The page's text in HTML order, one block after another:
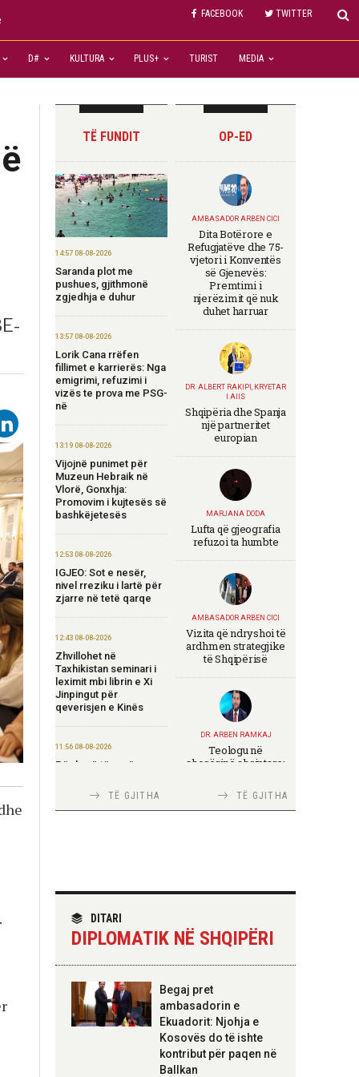
FACEBOOK TWITTER
D# KULTURA PLUS+ TURIST MEDIA
TË FUNDIT
14:57 08-08-2026
Saranda plot me
pushues, gjithmonë
zgjedhja e duhur
13:57 08-08-2026
Lorik Cana rrëfen
fillimet e karrierës: Nga
emigrimi, refuzimi i
vizës te prova me PSG-
në
13:19 08-08-2026
Vijojnë punimet për
Muzeun Hebraik në
Vlorë, Gonxhja:
Promovim i kujtesës së
bashkëjetesës
12:53 08-08-2026
IGJEO: Sot e nesër,
nivel rreziku i lartë për
zjarre në tetë qarqe
12:43 08-08-2026
Zhvillohet në
Taxhikistan seminari i
leximit mbi librin e Xi
Jinpingut për
qeverisjen e Kinës
11:56 08-08-2026
Për herë të parë,
me mjete taktike
“Made in Albania”
për siguri të
përbashkët
09:19 08-08-2026
Peizazhe magjike nga
lumi Vjosa
TË GJITHA
OP-ED
AMBASADOR ARBEN CICI
Dita Botërore e
Refugjatëve dhe 75-
vjetori i Konventës
së Gjenevës:
Premtimi i
njerëzimit që nuk
duhet harruar
DR. ALBERT RAKIPI, KRYETAR
I AIIS
Shqipëria dhe Spanja
një partneritet
europian
MARJANA DODA
Lufta që gjeografia
refuzoi ta humbte
AMBASADOR ARBEN CICI
Vizita që ndryshoi të
ardhmen strategjike
të Shqipërisë
DR. ARBEN RAMKAJ
Teologu në
shoqërinë shqiptare:
fetar dhe angazhimit
publik
Italia Strategjike —
“Shqipëria në BE,
projekt më i madh se
amaneti i
Skënderbeut dhe
Ismail Qemalit”
TË GJITHA
DITARI
DIPLOMATIK NË SHQIPËRI
Begaj pret
ambasadorin e
Ekuadorit: Njohja e
Kosovës do të ishte
kontribut për paqen në
Ballkan